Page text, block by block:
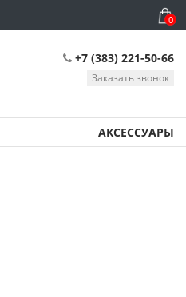
0
+7 (383) 221-50-66
Заказать звонок
АКСЕССУАРЫ